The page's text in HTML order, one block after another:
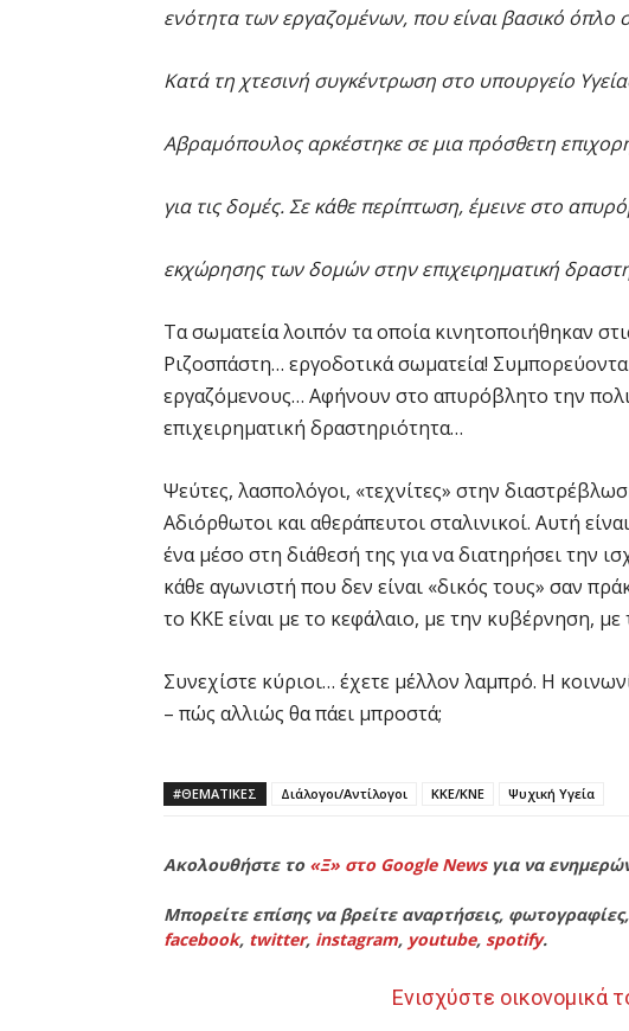
ενότητα των εργαζομένων, που είναι βασικό όπλο
Κατά τη χτεσινή συγκέντρωση στο υπουργείο
Αβραμόπουλος αρκέστηκε σε μια πρόσθετη
για τις δομές. Σε κάθε περίπτωση, έμεινε στο
εκχώρησης των δομών στην επιχειρηματική
Τα σωματεία λοιπόν τα οποία κινητοποιήθηκαν
Ριζοσπάστη… εργοδοτικά σωματεία!
εργαζόμενους… Αφήνουν στο απυρόβλητο την
επιχειρηματική δραστηριότητα…
Ψεύτες, λασπολόγοι, «τεχνίτες» στην
Αδιόρθωτοι και αθεράπευτοι σταλινικοί. Αυτή
ένα μέσο στη διάθεσή της για να διατηρήσει την
κάθε αγωνιστή που δεν είναι «δικός τους» σαν
το ΚΚΕ είναι με το κεφάλαιο, με την κυβέρνηση,
Συνεχίστε κύριοι… έχετε μέλλον λαμπρό. Η
– πώς αλλιώς θα πάει μπροστά;
#ΘΕΜΑΤΙΚΈΣ Διάλογοι/Αντίλογοι ΚΚΕ/ΚΝΕ Ψυχική Υγεία
Ακολουθήστε το «Ξ» στο Google Newsγια να
Μπορείτε επίσης να βρείτε αναρτήσεις,
facebook, twitter, instagram, youtube, spotify.
Ενισχύστε οικονομικά